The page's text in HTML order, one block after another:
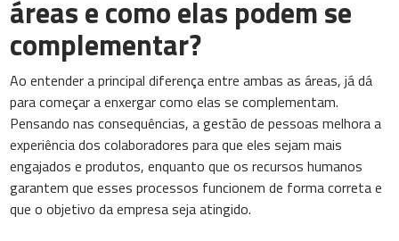
áreas e como elas podem se
complementar?
Ao entender a principal diferença entre ambas as áreas, já dá
para começar a enxergar como elas se complementam.
Pensando nas consequências, a gestão de pessoas melhora a
experiência dos colaboradores para que eles sejam mais
engajados e produtos, enquanto que os recursos humanos
garantem que esses processos funcionem de forma correta e
que o objetivo da empresa seja atingido.